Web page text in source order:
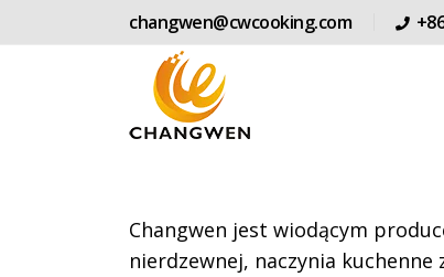
changwen@cwcooking.com
Changwen jest wiodącym
nierdzewnej, naczynia kuchenne